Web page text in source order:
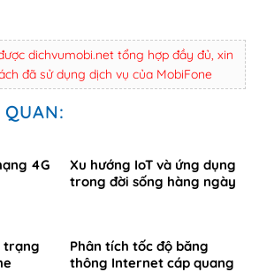
dichvumobi.net tổng hợp đầy đủ, xin
đã sử dụng dịch vụ của MobiFone
4G
Xu hướng IoT và ứng dụng
trong đời sống hàng ngày
trạng
Phân tích tốc độ băng
thông Internet cáp quang